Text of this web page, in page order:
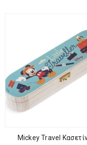
Mickey Travel